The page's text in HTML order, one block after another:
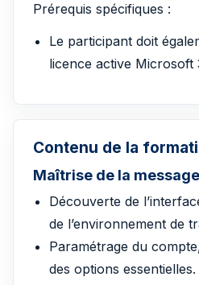
Prérequis spécifiques :
Le participant doit
licence active Microsoft
Contenu de la
Maîtrise de la
Découverte de
de l’environnement de
Paramétrage du
des options essentielles.